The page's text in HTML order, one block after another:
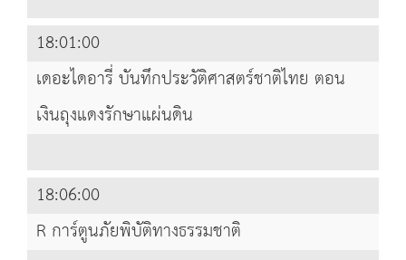
18:01:00
เดอะไดอารี่ บันทึกประวัติศาสตร์ชาติไทย ตอน
เงินถุงแดงรักษาแผ่นดิน
18:06:00
R การ์ตูนภัยพิบัติทางธรรมชาติ